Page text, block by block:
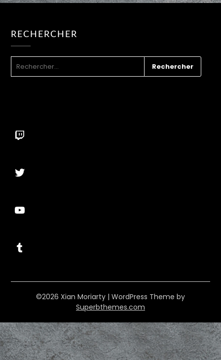
RECHERCHER
Twitch
Twitter
YouTube
Tumblr
©2026 Xian Moriarty | WordPress Theme by
Superbthemes.com